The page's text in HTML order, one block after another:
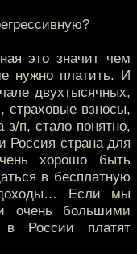
это значит чем
нужно платить. И
двухтысячных,
страховые взносы,
п, стало понятно,
Россия страна для
хорошо быть
в бесплатную
Если мы
очень большими
в России платят